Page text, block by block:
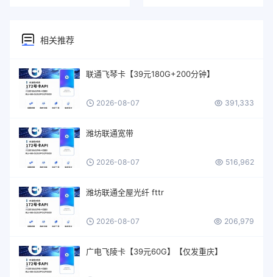
相关推荐
联通飞琴卡【39元180G+200分钟】
2026-08-07 391,333
潍坊联通宽带
2026-08-07 516,962
潍坊联通全屋光纤 fttr
2026-08-07 206,979
广电飞陵卡【39元60G】【仅发重庆】